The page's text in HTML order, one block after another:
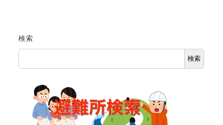
検索
検索